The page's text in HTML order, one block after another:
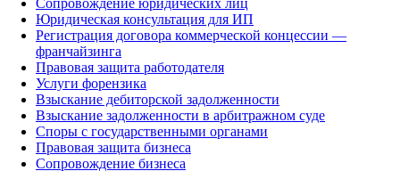
Сопровождение юридических лиц
Юридическая консультация для ИП
Регистрация договора коммерческой концессии —
франчайзинга
Правовая защита работодателя
Услуги форензика
Взыскание дебиторской задолженности
Взыскание задолженности в арбитражном суде
Споры с государственными органами
Правовая защита бизнеса
Сопровождение бизнеса